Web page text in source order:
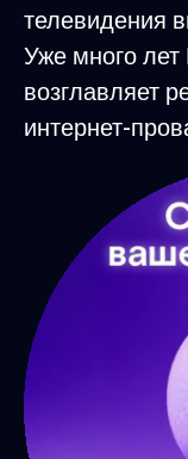
телевидения
Уже много лет
возглавляет
интернет-